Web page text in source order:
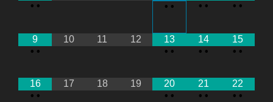
• •
• •
• •
• •
9
• •
10 11 12
13
• •
14
• •
15
• •
16
• •
17 18 19
20
• •
21
• •
22
• •